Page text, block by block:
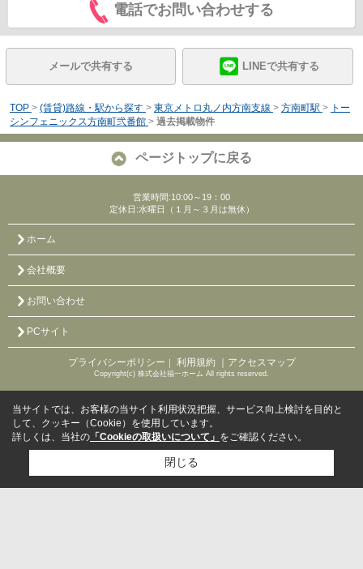
電話でお問い合わせする
メールで共有する LINEで共有する
TOP > (賃貸)路線・駅から探す > 東京メトロ丸ノ内方南支線 > 方南町駅 > トー
シンフェニックス方南町弐番館 > 過去掲載物件
ページトップに戻る
営業時間:10:00～19：00
定休日:水曜日（１月～３月は無休）
ホーム
会社概要
お問い合わせ
PCサイト
プライバシーポリシー ｜ 利用規約 ｜アクセスマップ
Copyright(c) 株式会社福一ホーム All rights reserved.
当サイトでは、お客様の当サイト利用状況把握、サービス向上検討を目的と
して、クッキー（Cookie）を使用しています。
詳しくは、当社の 「Cookieの取扱いについて」 をご確認ください。
閉じる